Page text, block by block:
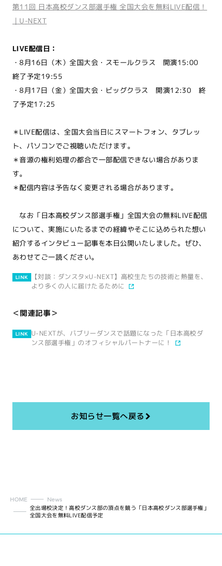
第11回 日本高校ダンス部選手権 全国大会を無料LIVE配信！
｜U-NEXT
LIVE配信日：
・8月16日（木）全国大会・スモールクラス 開演15:00
終了予定19:55
・8月17日（金）全国大会・ビッグクラス 開演12:30 終
了予定17:25
＊LIVE配信は、全国大会当日にスマートフォン、タブレッ
ト、パソコンでご視聴いただけます。
＊音源の権利処理の都合で一部配信できない場合がありま
す。
＊配信内容は予告なく変更される場合があります。
なお「日本高校ダンス部選手権」全国大会の無料LIVE配信
について、実施にいたるまでの経緯やそこに込められた想い
紹介するインタビュー記事を本日公開いたしました。ぜひ、
あわせてご一読ください。
LINK
【対談：ダンスタ×U-NEXT】高校生たちの技術と熱量を、
より多くの人に届けたるために
＜関連記事＞
LINK U-NEXTが、バブリーダンスで話題になった「日本高校ダ
ンス部選手権」のオフィシャルパートナーに！
お知らせ一覧へ戻る
HOME News
全出場校決定！高校ダンス部の頂点を競う「日本高校ダンス部選手権」
全国大会を無料LIVE配信予定